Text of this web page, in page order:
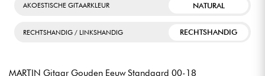
AKOESTISCHE GITAARKLEUR NATURAL
RECHTSHANDIG / LINKSHANDIG RECHTSHANDIG
MARTIN Gitaar Gouden Eeuw Standaard 00-18